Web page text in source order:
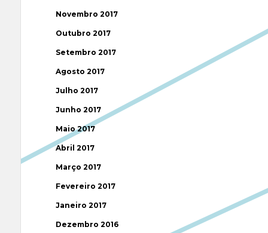
Novembro 2017
Outubro 2017
Setembro 2017
Agosto 2017
Julho 2017
Junho 2017
Maio 2017
Abril 2017
Março 2017
Fevereiro 2017
Janeiro 2017
Dezembro 2016